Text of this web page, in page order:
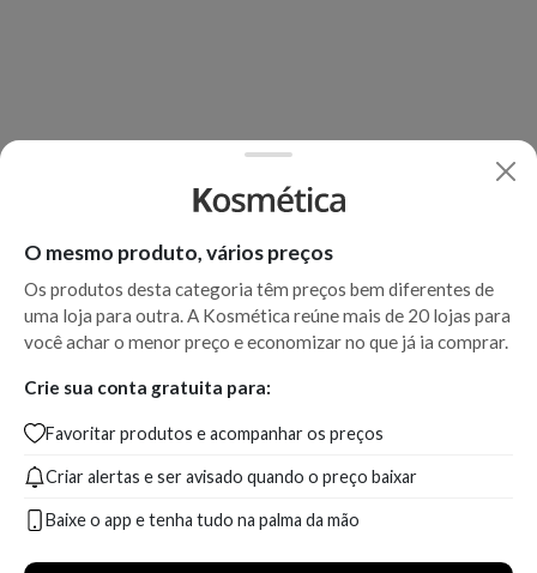
O mesmo produto, vários preços
Os produtos desta categoria têm preços bem diferentes de
uma loja para outra. A Kosmética reúne mais de 20 lojas para
você achar o menor preço e economizar no que já ia comprar.
Crie sua conta gratuita para:
Favoritar produtos e acompanhar os preços
Criar alertas e ser avisado quando o preço baixar
Baixe o app e tenha tudo na palma da mão